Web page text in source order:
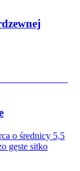
o średnicy 5,5
gęste sitko